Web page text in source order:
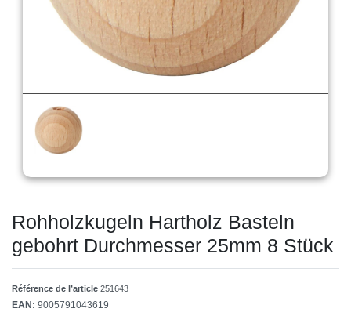
Rohholzkugeln Hartholz Basteln
gebohrt Durchmesser 25mm 8 Stück
Référence de l’article 251643
EAN: 9005791043619